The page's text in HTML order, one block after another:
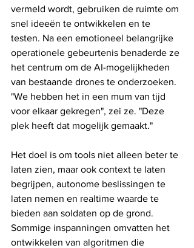
vermeld wordt, gebruiken de ruimte om
snel ideeën te ontwikkelen en te
testen. Na een emotioneel belangrijke
operationele gebeurtenis benaderde ze
het centrum om de AI-mogelijkheden
van bestaande drones te onderzoeken.
"We hebben het in een mum van tijd
voor elkaar gekregen", zei ze. "Deze
plek heeft dat mogelijk gemaakt."
Het doel is om tools niet alleen beter te
laten zien, maar ook context te laten
begrijpen, autonome beslissingen te
laten nemen en realtime waarde te
bieden aan soldaten op de grond.
Sommige inspanningen omvatten het
ontwikkelen van algoritmen die